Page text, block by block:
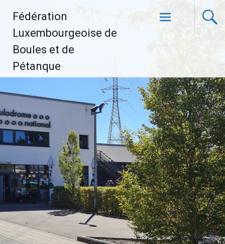
contenu
Fédération
Luxembourgeoise de
Boules et de
Pétanque